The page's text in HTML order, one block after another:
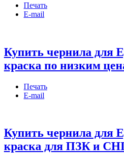
Печать
E-mail
Купить чернила для
краска по низким
Печать
E-mail
Купить чернила для
краска для ПЗК и